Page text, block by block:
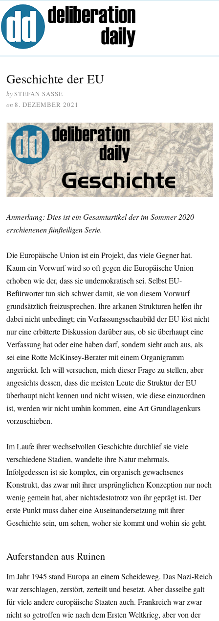
Geschichte der EU
bySTEFAN SASSE
on 8. DEZEMBER 2021
Anmerkung: Dies ist ein Gesamtartikel der im Sommer 2020
erschienenen fünfteiligen Serie.
Die Europäische Union ist ein Projekt, das viele Gegner hat.
Kaum ein Vorwurf wird so oft gegen die Europäische Union
erhoben wie der, dass sie undemokratisch sei. Selbst EU-
Befürworter tun sich schwer damit, sie von diesem Vorwurf
grundsätzlich freizusprechen. Ihre arkanen Strukturen helfen ihr
dabei nicht unbedingt; ein Verfassungsschaubild der EU löst nicht
nur eine erbitterte Diskussion darüber aus, ob sie überhaupt eine
Verfassung hat oder eine haben darf, sondern sieht auch aus, als
sei eine Rotte McKinsey-Berater mit einem Organigramm
angerückt. Ich will versuchen, mich dieser Frage zu stellen, aber
angesichts dessen, dass die meisten Leute die Struktur der EU
überhaupt nicht kennen und nicht wissen, wie diese einzuordnen
ist, werden wir nicht umhin kommen, eine Art Grundlagenkurs
vorzuschieben.
Im Laufe ihrer wechselvollen Geschichte durchlief sie viele
verschiedene Stadien, wandelte ihre Natur mehrmals.
Infolgedessen ist sie komplex, ein organisch gewachsenes
Konstrukt, das zwar mit ihrer ursprünglichen Konzeption nur noch
wenig gemein hat, aber nichtsdestotrotz von ihr geprägt ist. Der
erste Punkt muss daher eine Auseinandersetzung mit ihrer
Geschichte sein, um sehen, woher sie kommt und wohin sie geht.
Auferstanden aus Ruinen
Im Jahr 1945 stand Europa an einem Scheideweg. Das Nazi-Reich
war zerschlagen, zerstört, zerteilt und besetzt. Aber dasselbe galt
für viele andere europäische Staaten auch. Frankreich war zwar
nicht so getroffen wie nach dem Ersten Weltkrieg, aber von der